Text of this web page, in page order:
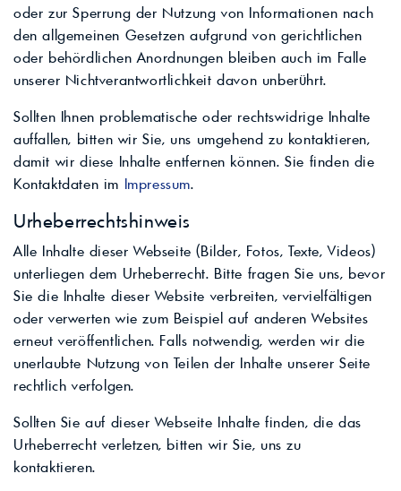
oder zur Sperrung der Nutzung von Informationen nach
den allgemeinen Gesetzen aufgrund von gerichtlichen
oder behördlichen Anordnungen bleiben auch im Falle
unserer Nichtverantwortlichkeit davon unberührt.
Sollten Ihnen problematische oder rechtswidrige Inhalte
auffallen, bitten wir Sie, uns umgehend zu kontaktieren,
damit wir diese Inhalte entfernen können. Sie finden die
Kontaktdaten im Impressum.
Urheberrechtshinweis
Alle Inhalte dieser Webseite (Bilder, Fotos, Texte, Videos)
unterliegen dem Urheberrecht. Bitte fragen Sie uns, bevor
Sie die Inhalte dieser Website verbreiten, vervielfältigen
oder verwerten wie zum Beispiel auf anderen Websites
erneut veröffentlichen. Falls notwendig, werden wir die
unerlaubte Nutzung von Teilen der Inhalte unserer Seite
rechtlich verfolgen.
Sollten Sie auf dieser Webseite Inhalte finden, die das
Urheberrecht verletzen, bitten wir Sie, uns zu
kontaktieren.